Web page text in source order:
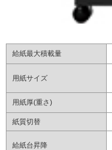
給紙最大積載量
用紙サイズ
用紙厚(重さ)
紙質切替
給紙台昇降